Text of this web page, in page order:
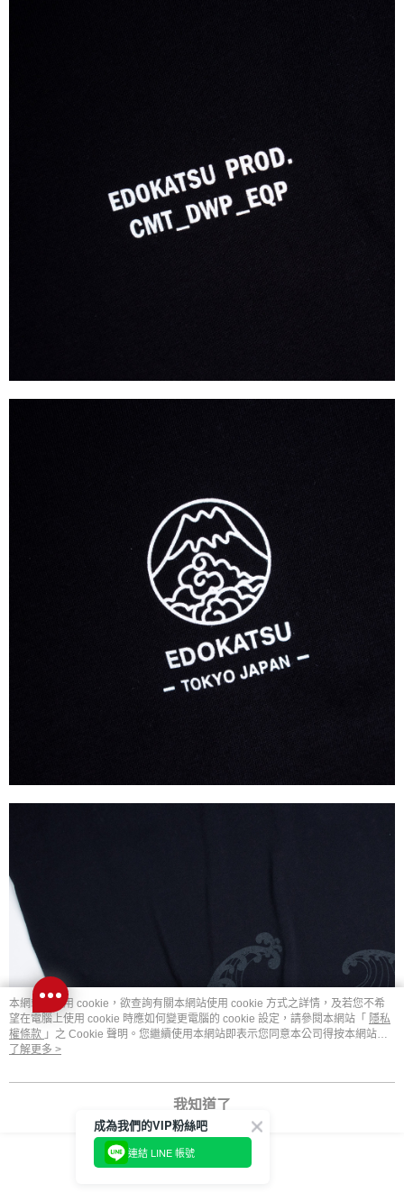
本網站中使用 cookie，欲查詢有關本網站使用 cookie 方式之詳情，及若您不希
望在電腦上使用 cookie 時應如何變更電腦的 cookie 設定，請參閱本網站「 隱私
權條款 」之 Cookie 聲明。您繼續使用本網站即表示您同意本公司得按本網站使
用條款之 Cookie 聲明使用 cookie。
了解更多 >
我知道了
成為我們的VIP粉絲吧
連結 LINE 帳號